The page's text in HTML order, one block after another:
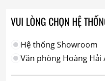
VUI LÒNG CHỌN HỆ
Hệ thống Showroom
Văn phòng Hoàng Hải